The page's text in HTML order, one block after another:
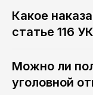
Какое
статье 116
Можно ли
уголовной